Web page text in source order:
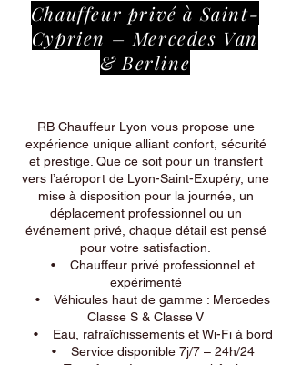
Chauffeur privé à Saint-
Cyprien – Mercedes Van
& Berline
RB Chauffeur Lyon vous propose une
expérience unique alliant confort, sécurité
et prestige. Que ce soit pour un transfert
vers l’aéroport de Lyon-Saint-Exupéry, une
mise à disposition pour la journée, un
déplacement professionnel ou un
événement privé, chaque détail est pensé
pour votre satisfaction.
• Chauffeur privé professionnel et
expérimenté
• Véhicules haut de gamme : Mercedes
Classe S & Classe V
• Eau, rafraîchissements et Wi-Fi à bord
• Service disponible 7j/7 – 24h/24